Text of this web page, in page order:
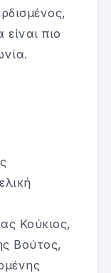
πιο
Κούκιος,
Βούτος,